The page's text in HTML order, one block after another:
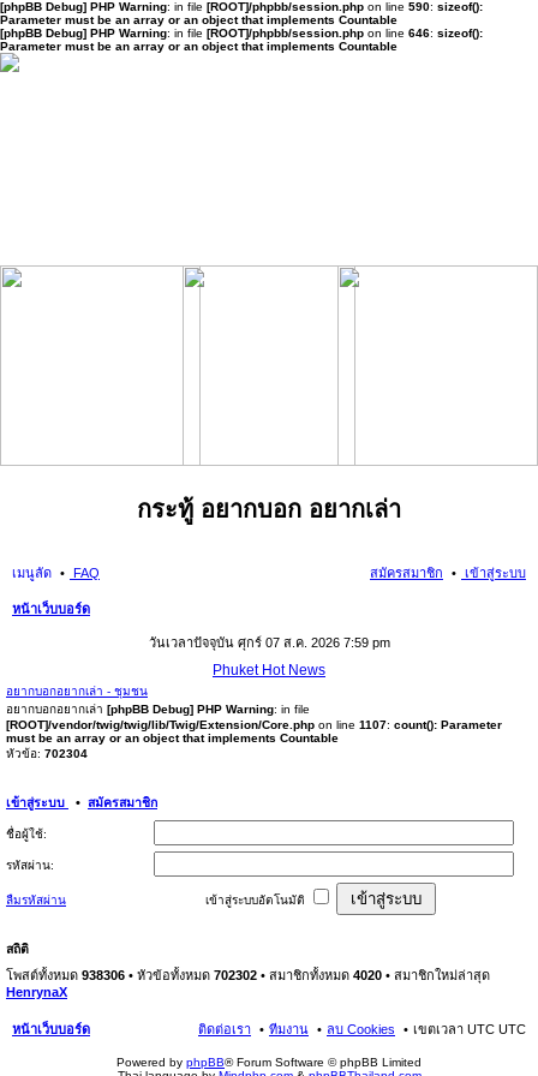
[phpBB Debug] PHP Warning: in file [ROOT]/phpbb/session.php on line 590: sizeof():
Parameter must be an array or an object that implements Countable
[phpBB Debug] PHP Warning: in file [ROOT]/phpbb/session.php on line 646: sizeof():
Parameter must be an array or an object that implements Countable
กระทู้ อยากบอก อยากเล่า
เมนูลัด FAQ เข้าสู่ระบบ
สมัครสมาชิก
หน้าเว็บบอร์ด
วันเวลาปัจจุบัน ศุกร์ 07 ส.ค. 2026 7:59 pm
Phuket Hot News
อยากบอกอยากเล่า - ชุมชน
อยากบอกอยากเล่า [phpBB Debug] PHP Warning: in file
[ROOT]/vendor/twig/twig/lib/Twig/Extension/Core.php on line 1107: count(): Parameter
must be an array or an object that implements Countable
หัวข้อ: 702304
เข้าสู่ระบบ • สมัครสมาชิก
ชื่อผู้ใช้:
รหัสผ่าน:
ลืมรหัสผ่าน เข้าสู่ระบบอัตโนมัติ
สถิติ
โพสต์ทั้งหมด 938306 • หัวข้อทั้งหมด 702302 • สมาชิกทั้งหมด 4020 • สมาชิกใหม่ล่าสุด
HenrynaX
หน้าเว็บบอร์ด เขตเวลา UTC UTC
ลบ Cookies
ทีมงาน
ติดต่อเรา
Powered by phpBB® Forum Software © phpBB Limited